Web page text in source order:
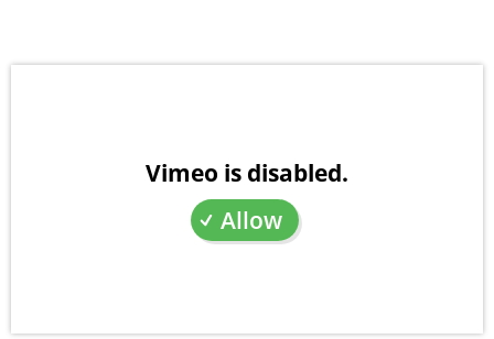
Vimeo is disabled.
Allow